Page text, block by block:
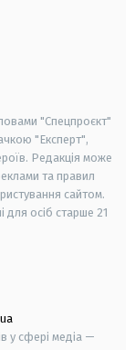
"Спецпроєкт"
"Експерт",
Редакція може
та правил
сайтом.
для осіб старше 21
у сфері медіа —